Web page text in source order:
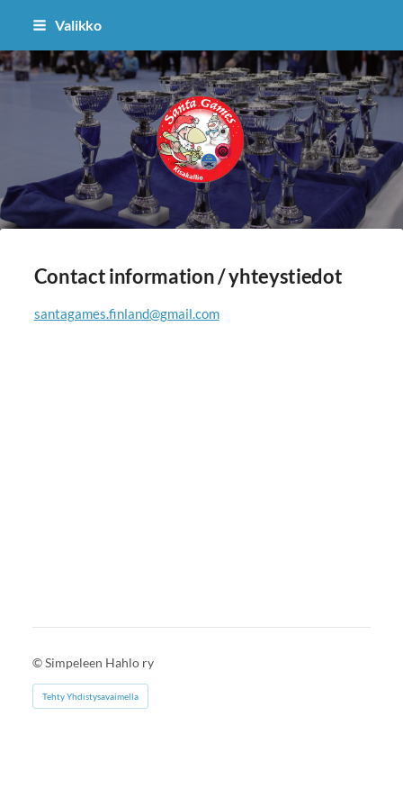
Siirry
sisältöön
Valikko
Sivuston etusivulle
Contact information / yhteystiedot
santagames.finland@gmail.com
©Simpeleen Hahlo ry
Tehty Yhdistysavaimella